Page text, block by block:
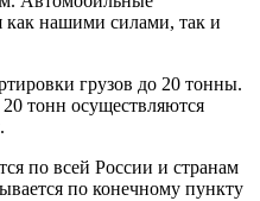
как нашими силами, так и
грузов до 20 тонны.
тонн осуществляются
по всей России и странам
по конечному пункту